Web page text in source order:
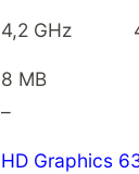
4,2 GHz
8 MB
–
HD Graphics